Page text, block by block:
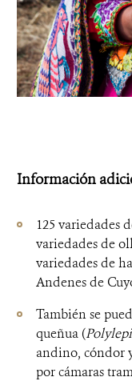
Información
125 variedades
variedades de
variedades de
Andenes de
También se
queñua (
andino, cóndor
por cámaras